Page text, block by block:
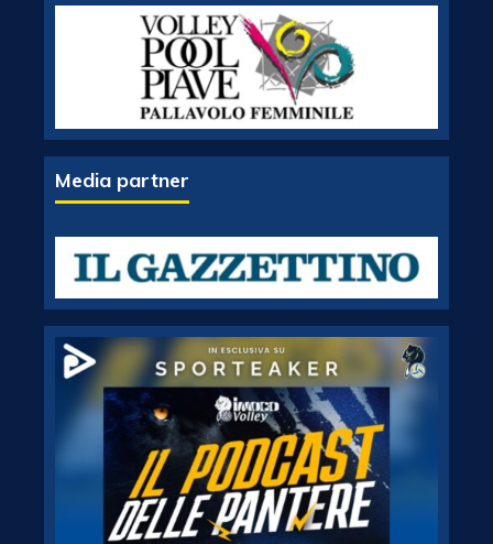
Media partner